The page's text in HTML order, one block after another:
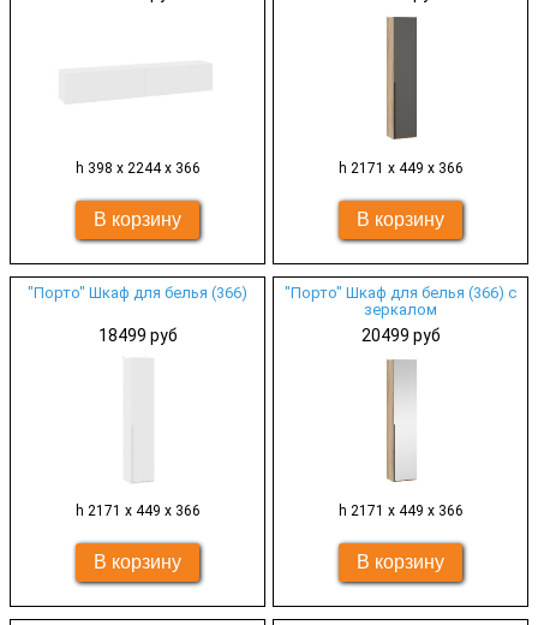
h 398 х 2244 х 366 h 2171 х 449 х 366
"Порто" Шкаф для белья (366)
18499 руб
h 2171 х 449 х 366
"Порто" Шкаф для белья (366) с
зеркалом
20499 руб
h 2171 х 449 х 366